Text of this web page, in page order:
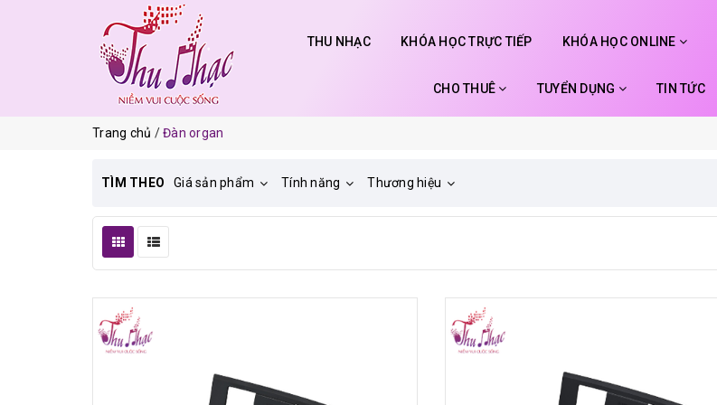
THU NHẠC KHÓA HỌC TRỰC TIẾP KHÓA HỌC ONLINE
CHO THUÊ TUYỂN DỤNG TIN TỨC
Trang chủ Đàn organ
TÌM THEO Giá sản phẩm Tính năng Thương hiệu